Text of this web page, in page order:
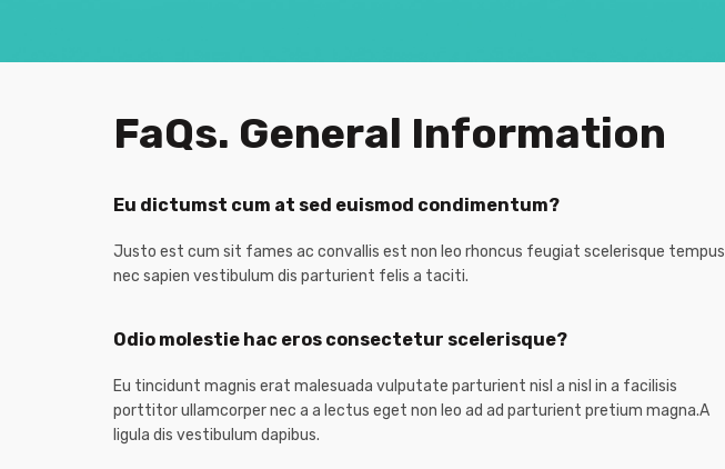
FaQs. General Information
Eu dictumst cum at sed euismod condimentum?
Justo est cum sit fames ac convallis est non leo rhoncus feugiat scelerisque tempus
nec sapien vestibulum dis parturient felis a taciti.
Odio molestie hac eros consectetur scelerisque?
Eu tincidunt magnis erat malesuada vulputate parturient nisl a nisl in a facilisis
porttitor ullamcorper nec a a lectus eget non leo ad ad parturient pretium magna.A
ligula dis vestibulum dapibus.